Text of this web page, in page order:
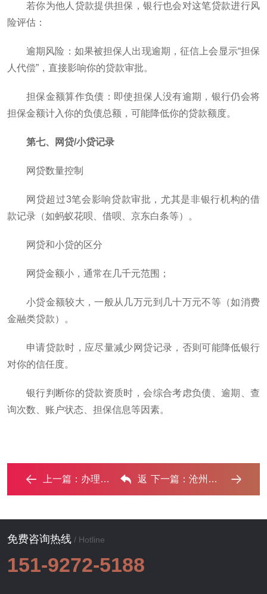
若你为他人贷款提供担保，银行也会对这笔贷款进行风
险评估：
逾期风险：如果被担保人出现逾期，征信上会显示“担保
人代偿”，直接影响你的贷款审批。
担保金额算作负债：即使担保人没有逾期，银行仍会将
担保金额计入你的负债总额，可能降低你的贷款额度。
第七、网贷/小贷记录
网贷数量控制
网贷超过3笔会影响贷款审批，尤其是非银行机构的借
款记录（如蚂蚁花呗、借呗、京东白条等）。
网贷和小贷的区分
网贷金额小，通常在几千元范围；
小贷金额较大，一般从几万元到几十万元不等（如消费
金融类贷款）。
申请贷款时，应尽量减少网贷记录，否则可能降低银行
对你的信任度。
银行判断你的贷款资质时，会综合考虑负债、逾期、查
询次数、账户状态、担保信息等因素。
上一篇： 办理沧州银行抵押贷款流程及条件是什么? ...‌ 返 下一篇：沧州抵押贷款办理条件及流程？‌
免费咨询热线 / Hotline
151-9272-5188